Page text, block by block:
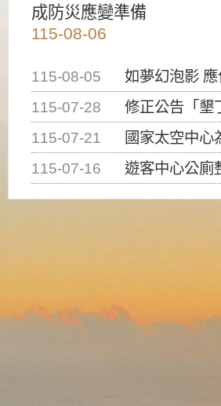
成防災應變準備
115-08-06
115-08-05
如夢幻泡影
115-07-28
修正公告「墾丁國家公園限制水域遊憩活動之
115-07-21
國家太空中心為辦理2026台灣盃火箭競賽，陸、海
115-07-16
遊客中心公廁